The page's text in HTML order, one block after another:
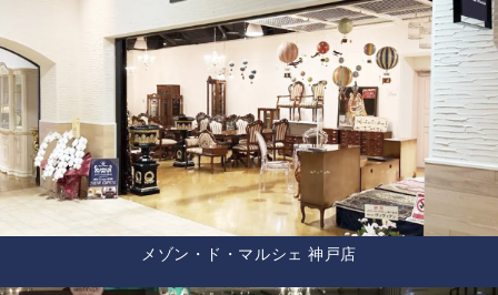
メゾン・ド・マルシェ 神戸店